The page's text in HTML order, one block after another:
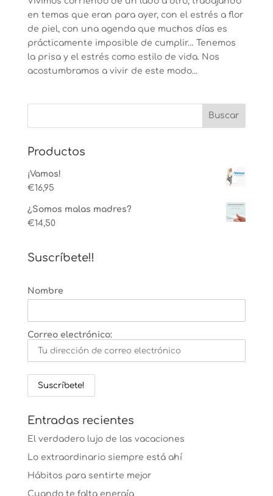
en temas que eran para ayer, con el estrés a flor
de piel, con una agenda que muchos días es
prácticamente imposible de cumplir… Tenemos
la prisa y el estrés como estilo de vida. Nos
acostumbramos a vivir de este modo...
Productos
¡Vamos!
€16,95
¿Somos malas madres?
€14,50
Suscríbete!!
Nombre
Correo electrónico:
Entradas recientes
El verdadero lujo de las vacaciones
Lo extraordinario siempre está ahí
Hábitos para sentirte mejor
Cuando te falta energía